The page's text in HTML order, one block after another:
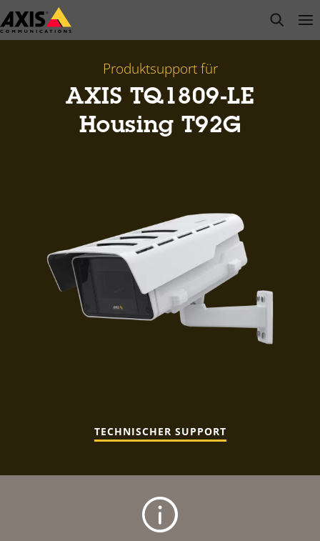
Zum
Hauptinhalt
open
Produktsupport für
AXIS TQ1809-LE
Housing T92G
TECHNISCHER SUPPORT